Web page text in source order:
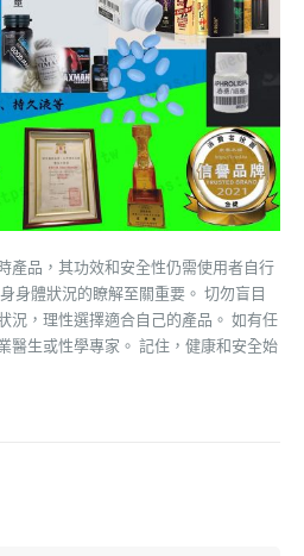
產品，其功效和安全性仍需使用者自行
身體狀況的瞭解至關重要。 切勿盲目
況，理性選擇適合自己的產品。 如有任
醫生或性學專家。 記住，健康和安全始